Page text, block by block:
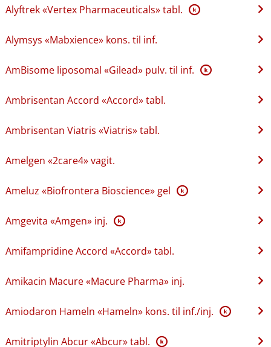
Alyftrek «Vertex Pharmaceuticals» tabl. K
Alymsys «Mabxience» kons. til inf.
AmBisome liposomal «Gilead» pulv. til inf. K
Ambrisentan Accord «Accord» tabl.
Ambrisentan Viatris «Viatris» tabl.
Amelgen «2care4» vagit.
Ameluz «Biofrontera Bioscience» gel K
Amgevita «Amgen» inj. K
Amifampridine Accord «Accord» tabl.
Amikacin Macure «Macure Pharma» inj.
Amiodaron Hameln «Hameln» kons. til inf.​/​inj. K
Amitriptylin Abcur «Abcur» tabl. K